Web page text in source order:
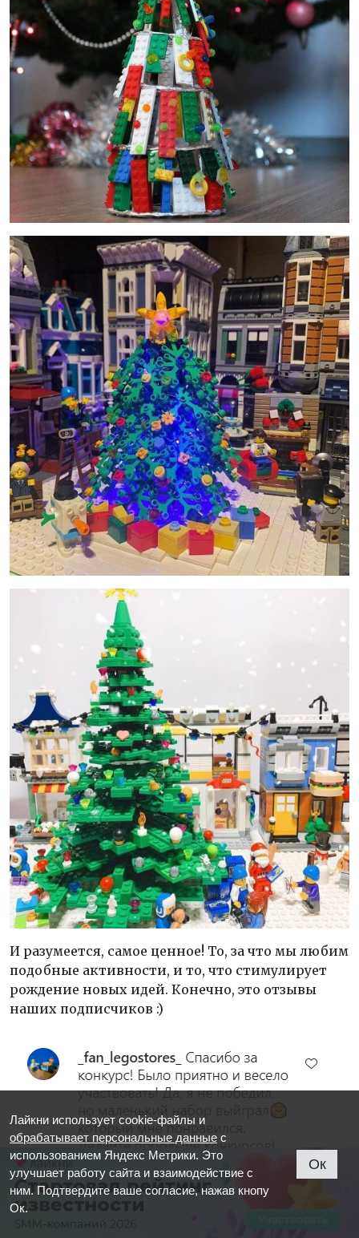
И разумеется, самое ценное! То, за что мы любим
подобные активности, и то, что стимулирует
рождение новых идей. Конечно, это отзывы
наших подписчиков :)
Лайкни использует cookie-файлы и
обрабатывает персональные данные с
использованием Яндекс Метрики. Это
улучшает работу сайта и взаимодействие с
ним. Подтвердите ваше согласие, нажав кнопу
Ок.
Ок